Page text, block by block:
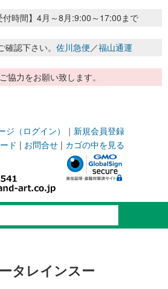
時間】4月～8月:9:00～17:00まで
認下さい。 佐川急便／福山通運
力をお願い致します。
ジ（ログイン） ｜ 新規会員登録
ド | お問合せ | カゴの中を見る
タレインスー